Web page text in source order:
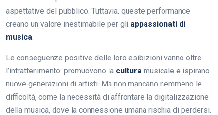
aspettative del pubblico. Tuttavia, queste performance
creano un valore inestimabile per gli appassionati di
musica.
Le conseguenze positive delle loro esibizioni vanno oltre
l’intrattenimento: promuovono la cultura musicale e ispirano
nuove generazioni di artisti. Ma non mancano nemmeno le
difficoltà, come la necessità di affrontare la digitalizzazione
della musica, dove la connessione umana rischia di perdersi.